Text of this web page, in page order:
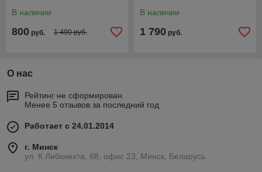
В наличии
800 руб. 1 490 руб.
В наличии
1 790 руб.
О нас
Рейтинг не сформирован
Менее 5 отзывов за последний год
Работает с 24.01.2014
г. Минск
ул. К.Либкнехта, 68, офис 23, Минск, Беларусь